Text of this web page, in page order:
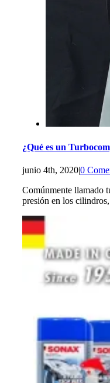
¿Qué es un
junio 4th, 2020|0
Comúnmente llamado
presión en los